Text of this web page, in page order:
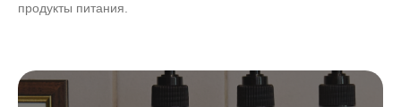
продукты питания.